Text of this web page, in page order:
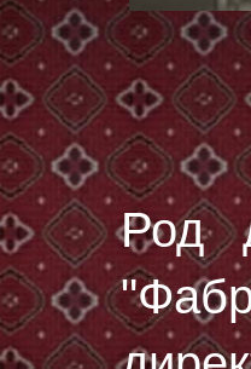
Род